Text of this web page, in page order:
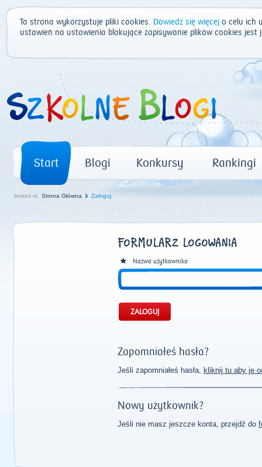
Ta strona wykorzystuje pliki cookies. Dowiedz się więcej o celu ich
ustawień na ustawienia blokujące zapisywanie plików cookies
Start Blogi Konkursy Rankingi
Jesteś w: Strona Główna Zaloguj
FORMULARZ LOGOWANIA
Nazwa użytkownika
Zapomniałeś hasła?
Jeśli zapomniałeś hasła, kliknij tu aby je
Nowy użytkownik?
Jeśli nie masz jeszcze konta, przejdź do